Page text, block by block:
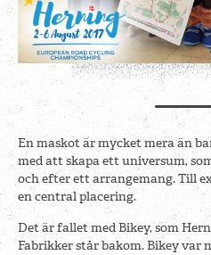
En maskot är mycket mera än
med att skapa ett universum,
och efter ett arrangemang. Till
en central placering.
Det är fallet med Bikey, som
Fabrikker står bakom. Bikey var